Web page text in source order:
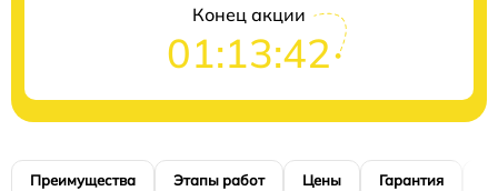
Конец акции
01:13:41
Преимущества Этапы работ Цены Гарантия